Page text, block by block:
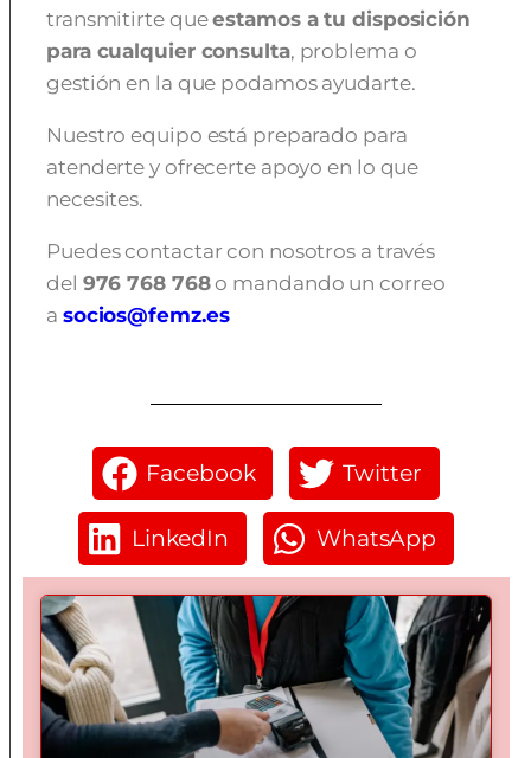
transmitirte queestamos a tu disposición
para cualquier consulta, problema o
gestión en la que podamos ayudarte.
Nuestro equipo está preparado para
atenderte y ofrecerte apoyo en lo que
necesites.
Puedes contactar con nosotros a través
del 976 768 768o mandando un correo
a socios@femz.es
Facebook Twitter
LinkedIn WhatsApp